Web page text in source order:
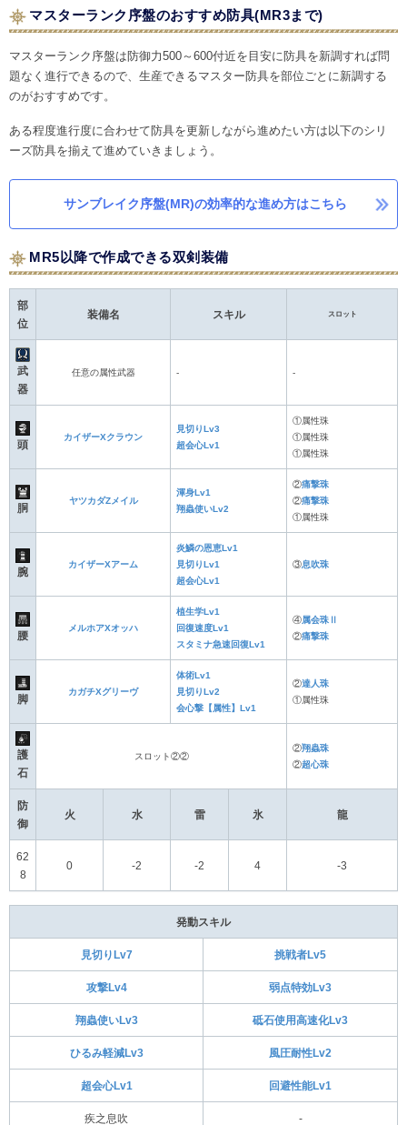
マスターランク序盤のおすすめ防具(MR3まで)
マスターランク序盤は防御力500～600付近を目安に防具を新調すれば問
題なく進行できるので、生産できるマスター防具を部位ごとに新調する
のがおすすめです。
ある程度進行度に合わせて防具を更新しながら進めたい方は以下のシリ
ーズ防具を揃えて進めていきましょう。
サンブレイク序盤(MR)の効率的な進め方はこちら
MR5以降で作成できる双剣装備
部
位
装備名 スキル スロット
武
器
任意の属性武器 - -
頭
カイザーXクラウン
見切りLv3
超会心Lv1
①属性珠
①属性珠
①属性珠
胴
ヤツカダZメイル
渾身Lv1
翔蟲使いLv2
②痛撃珠
②痛撃珠
①属性珠
腕
カイザーXアーム
炎鱗の恩恵Lv1
見切りLv1
超会心Lv1
③息吹珠
腰
メルホアXオッハ
植生学Lv1
回復速度Lv1
スタミナ急速回復Lv1
④属会珠Ⅱ
②痛撃珠
脚
カガチXグリーヴ
体術Lv1
見切りLv2
会心撃【属性】Lv1
②達人珠
①属性珠
護
石
スロット②②
②翔蟲珠
②超心珠
防
御
火 水 雷 氷 龍
62
8
0 -2 -2 4 -3
発動スキル
見切りLv7 挑戦者Lv5
攻撃Lv4 弱点特効Lv3
翔蟲使いLv3 砥石使用高速化Lv3
ひるみ軽減Lv3 風圧耐性Lv2
超会心Lv1 回避性能Lv1
疾之息吹 -